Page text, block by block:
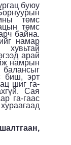
буюу
төмс
төмс
байна.
намар
хувьтай
арай
намрын
биш, эрт
шиг га-
Сая
га-гаас